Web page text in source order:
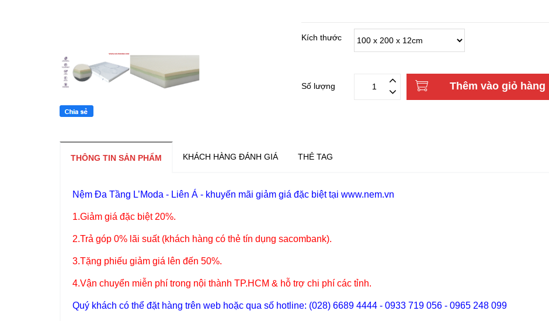
Kích thước
Số lượng Thêm vào giỏ hàng
THÔNG TIN SẢN PHẨM KHÁCH HÀNG ĐÁNH GIÁ THẺ TAG
Nệm Đa Tầng L’Moda - Liên Á - khuyến mãi giảm giá đặc biệt tại www.nem.vn
1.Giảm giá đặc biệt 20%.
2.Trả góp 0% lãi suất (khách hàng có thẻ tín dụng sacombank).
3.Tặng phiếu giảm giá lên đến 50%.
4.Vận chuyển miễn phí trong nội thành TP.HCM & hỗ trợ chi phí các tỉnh.
Quý khách có thể đặt hàng trên web hoặc qua số hotline: (028) 6689 4444 - 0933 719 056 - 0965 248 099